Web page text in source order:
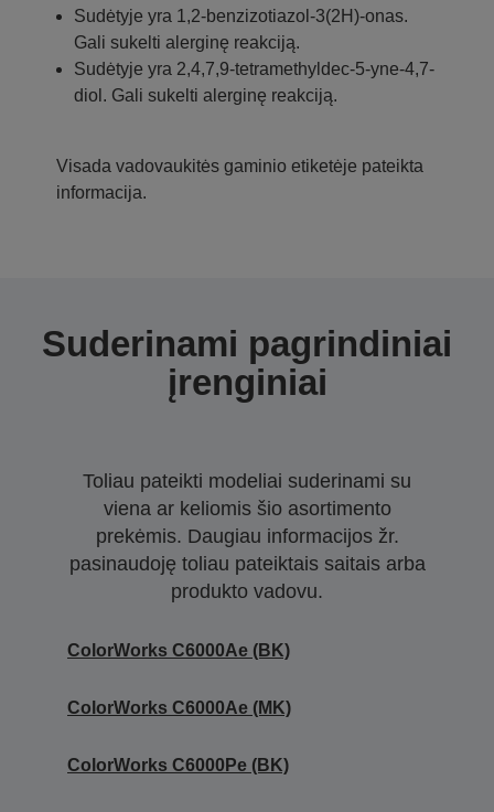
Sudėtyje yra 1,2-benzizotiazol-3(2H)-onas.
Gali sukelti alerginę reakciją.
Sudėtyje yra 2,4,7,9-tetramethyldec-5-yne-4,7-
diol. Gali sukelti alerginę reakciją.
Visada vadovaukitės gaminio etiketėje pateikta
informacija.
Suderinami pagrindiniai
įrenginiai
Toliau pateikti modeliai suderinami su
viena ar keliomis šio asortimento
prekėmis. Daugiau informacijos žr.
pasinaudoję toliau pateiktais saitais arba
produkto vadovu.
ColorWorks C6000Ae (BK)
ColorWorks C6000Ae (MK)
ColorWorks C6000Pe (BK)